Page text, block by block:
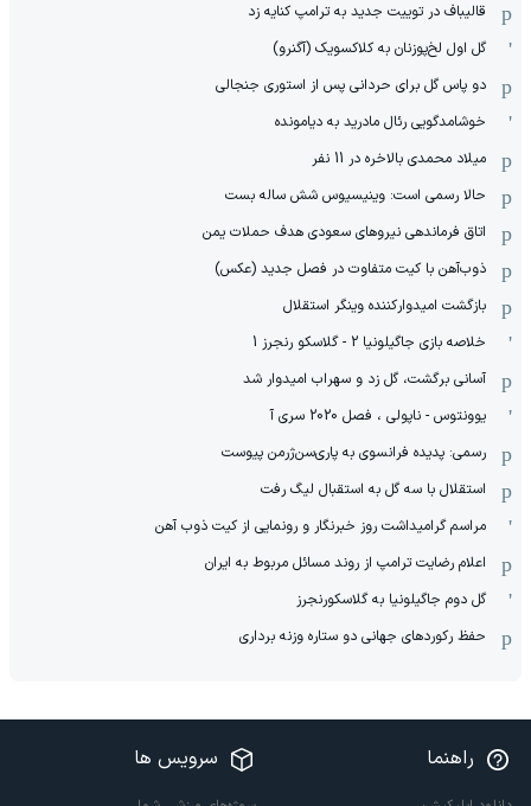
قالیباف در توییت جدید به ترامپ کنایه زد
گل اول لخ‌پوزنان به کلاکسویک (آگنرو)
دو پاس گل برای حردانی پس از استوری جنجالی
خوشامدگویی رئال مادرید به دیامونده
میلاد محمدی بالاخره در 11 نفر
حالا رسمی است: وینیسیوس شش ساله بست
اتاق فرماندهی نیروهای سعودی هدف حملات یمن
ذوب‌آهن با کیت متفاوت در فصل جدید (عکس)
بازگشت امیدوارکننده وینگر استقلال
خلاصه بازی جاگیلونیا 2 - گلاسکو رنجرز 1
آسانی برگشت، گل زد و سهراب امیدوار شد
یوونتوس - ناپولی ، فصل 2020 سری آ
رسمی: پدیده فرانسوی به پاری‌سن‌ژرمن پیوست
استقلال با سه گل به استقبال لیگ رفت
مراسم گرامیداشت روز خبرنگار و رونمایی از کیت ذوب آهن
اعلام رضایت ترامپ از روند مسائل مربوط به ایران
گل دوم جاگیلونیا به گلاسکورنجرز
حفظ رکوردهای جهانی دو ستاره وزنه برداری
راهنما سرویس ها